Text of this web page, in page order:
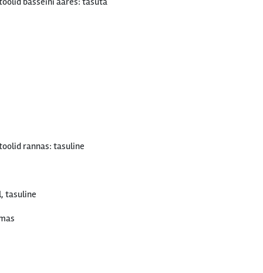
rannas: tasuline
tasuline